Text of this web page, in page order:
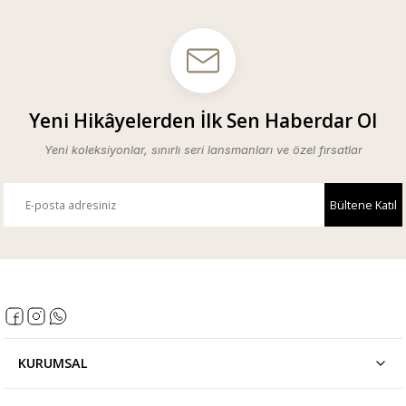
Yeni Hikâyelerden İlk Sen Haberdar Ol
Yeni koleksiyonlar, sınırlı seri lansmanları ve özel fırsatlar
Bültene Katıl
Bültene Katıl
KURUMSAL